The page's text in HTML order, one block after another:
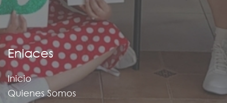
Enlaces
Inicio
Quienes Somos